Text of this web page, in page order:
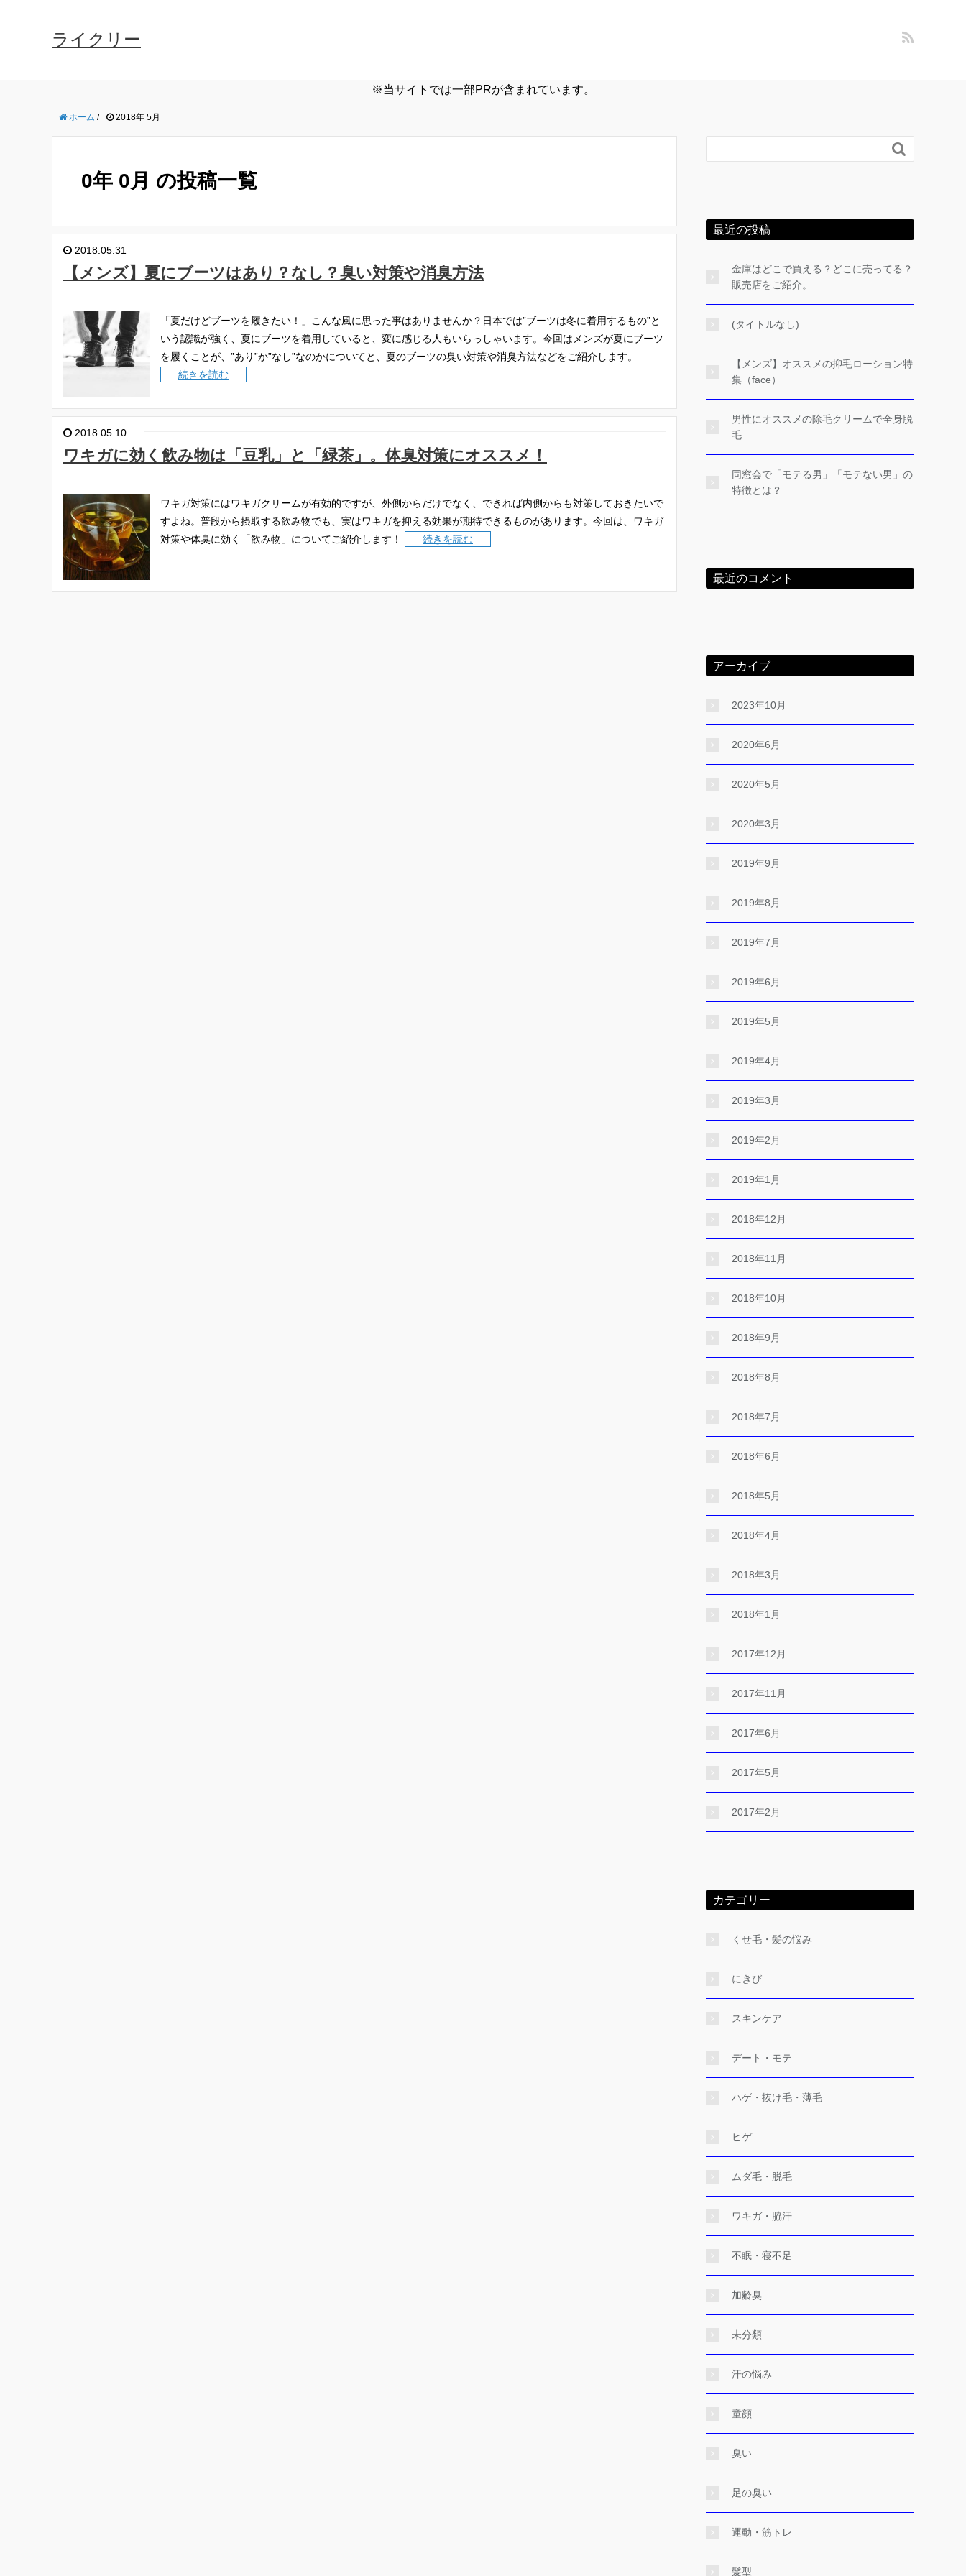
ライクリー
※当サイトでは一部PRが含まれています。
ホーム / 2018年 5月
0年 0月 の投稿一覧
2018.05.31
【メンズ】夏にブーツはあり？なし？臭い対策や消臭方法
「夏だけどブーツを履きたい！」こんな風に思った事はありませんか？日本では”ブーツは冬に着用するもの”と
いう認識が強く、夏にブーツを着用していると、変に感じる人もいらっしゃいます。今回はメンズが夏にブーツ
を履くことが、”あり”か”なし”なのかについてと、夏のブーツの臭い対策や消臭方法などをご紹介します。
続きを読む
2018.05.10
ワキガに効く飲み物は「豆乳」と「緑茶」。体臭対策にオススメ！
ワキガ対策にはワキガクリームが有効的ですが、外側からだけでなく、できれば内側からも対策しておきたいで
すよね。普段から摂取する飲み物でも、実はワキガを抑える効果が期待できるものがあります。今回は、ワキガ
対策や体臭に効く「飲み物」についてご紹介します！
続きを読む

最近の投稿
金庫はどこで買える？どこに売ってる？
販売店をご紹介。
(タイトルなし)
【メンズ】オススメの抑毛ローション特
集（face）
男性にオススメの除毛クリームで全身脱
毛
同窓会で「モテる男」「モテない男」の
特徴とは？
最近のコメント
アーカイブ
2023年10月
2020年6月
2020年5月
2020年3月
2019年9月
2019年8月
2019年7月
2019年6月
2019年5月
2019年4月
2019年3月
2019年2月
2019年1月
2018年12月
2018年11月
2018年10月
2018年9月
2018年8月
2018年7月
2018年6月
2018年5月
2018年4月
2018年3月
2018年1月
2017年12月
2017年11月
2017年6月
2017年5月
2017年2月
カテゴリー
くせ毛・髪の悩み
にきび
スキンケア
デート・モテ
ハゲ・抜け毛・薄毛
ヒゲ
ムダ毛・脱毛
ワキガ・脇汗
不眠・寝不足
加齢臭
未分類
汗の悩み
童顔
臭い
足の臭い
運動・筋トレ
髪型